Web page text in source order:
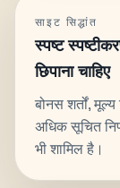
साइट सिद्धांत
स्पष्ट
छिपाना चाहिए
बोनस शर्तों,
अधिक सूचित
भी शामिल है।